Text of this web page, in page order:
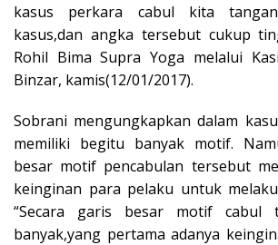
kasus perkara cabul kita
kasus,dan angka tersebut cukup
Rohil Bima Supra Yoga melalui
Binzar, kamis(12/01/2017).
Sobrani mengungkapkan dalam
memiliki begitu banyak motif.
besar motif pencabulan tersebut
keinginan para pelaku untuk
“Secara garis besar motif cabul
banyak,yang pertama adanya